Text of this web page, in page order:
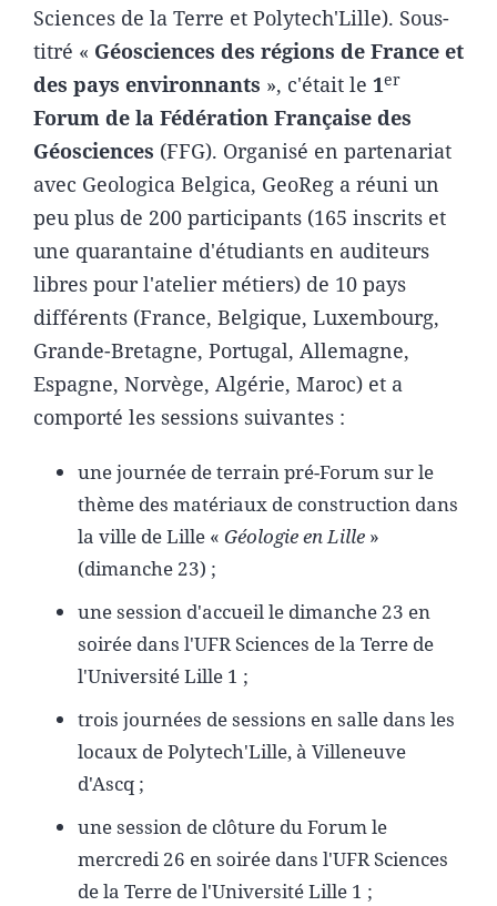
Sciences de la Terre et Polytech'Lille). Sous-
titré « Géosciences des régions de France et
des pays environnants », c'était le 1er
Forum de la Fédération Française des
Géosciences (FFG). Organisé en partenariat
avec Geologica Belgica, GeoReg a réuni un
peu plus de 200 participants (165 inscrits et
une quarantaine d'étudiants en auditeurs
libres pour l'atelier métiers) de 10 pays
différents (France, Belgique, Luxembourg,
Grande-Bretagne, Portugal, Allemagne,
Espagne, Norvège, Algérie, Maroc) et a
comporté les sessions suivantes :
une journée de terrain pré-Forum sur le
thème des matériaux de construction dans
la ville de Lille « Géologie en Lille »
(dimanche 23) ;
une session d'accueil le dimanche 23 en
soirée dans l'UFR Sciences de la Terre de
l'Université Lille 1 ;
trois journées de sessions en salle dans les
locaux de Polytech'Lille, à Villeneuve
d'Ascq ;
une session de clôture du Forum le
mercredi 26 en soirée dans l'UFR Sciences
de la Terre de l'Université Lille 1 ;